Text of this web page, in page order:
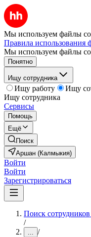
Мы используем файлы
Правила использования
Мы используем файлы
Понятно
Ищу сотрудника
Ищу работу
Ищу
Ищу сотрудника
Сервисы
Помощь
Ещё
Поиск
Аршан (Калмыкия)
Войти
Войти
Зарегистрироваться
Поиск
/
... /